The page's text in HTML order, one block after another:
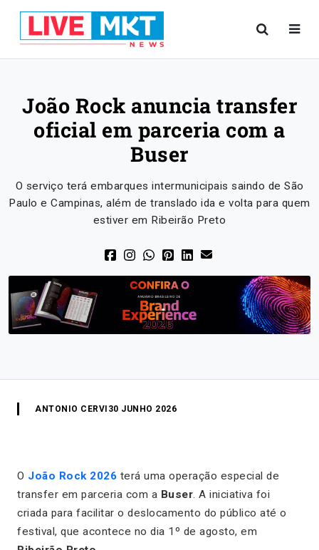
João Rock anuncia transfer
oficial em parceria com a
Buser
O serviço terá embarques intermunicipais saindo de São
Paulo e Campinas, além de translado ida e volta para quem
estiver em Ribeirão Preto
ANTONIO CERVI 30 JUNHO 2026
O João Rock 2026 terá uma operação especial de
transfer em parceria com a Buser. A iniciativa foi
criada para facilitar o deslocamento do público até o
festival, que acontece no dia 1º de agosto, em